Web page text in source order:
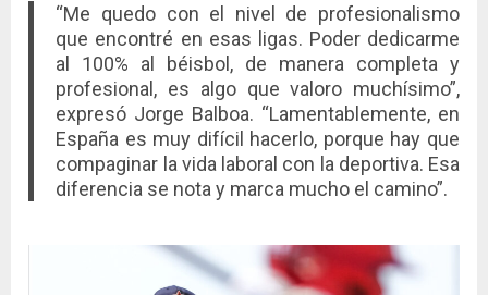
“Me quedo con el nivel de profesionalismo
que encontré en esas ligas. Poder dedicarme
al 100% al béisbol, de manera completa y
profesional, es algo que valoro muchísimo”,
expresó Jorge Balboa. “Lamentablemente, en
España es muy difícil hacerlo, porque hay que
compaginar la vida laboral con la deportiva. Esa
diferencia se nota y marca mucho el camino”.